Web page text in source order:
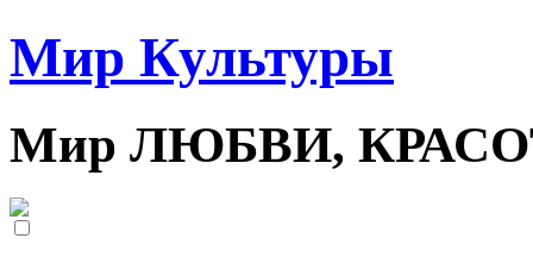
Мир Культуры
Мир ЛЮБВИ,